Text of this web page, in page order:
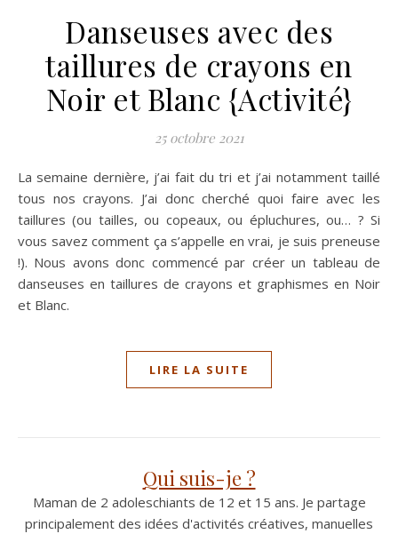
Danseuses avec des
taillures de crayons en
Noir et Blanc {Activité}
25 octobre 2021
La semaine dernière, j’ai fait du tri et j’ai notamment taillé
tous nos crayons. J’ai donc cherché quoi faire avec les
taillures (ou tailles, ou copeaux, ou épluchures, ou… ? Si
vous savez comment ça s’appelle en vrai, je suis preneuse
!). Nous avons donc commencé par créer un tableau de
danseuses en taillures de crayons et graphismes en Noir
et Blanc.
LIRE LA SUITE
Qui suis-je ?
Maman de 2 adoleschiants de 12 et 15 ans. Je partage
principalement des idées d'activités créatives, manuelles